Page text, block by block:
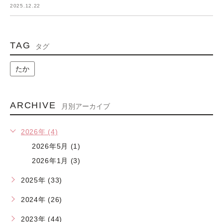
2025.12.22
TAG タグ
たか
ARCHIVE 月別アーカイブ
2026年 (4)
2026年5月 (1)
2026年1月 (3)
2025年 (33)
2024年 (26)
2023年 (44)